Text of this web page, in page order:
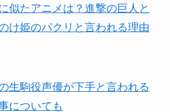
似たアニメは？進撃の巨人と
け姫のパクリと言われる理由
生駒役声優が下手と言われる
についても